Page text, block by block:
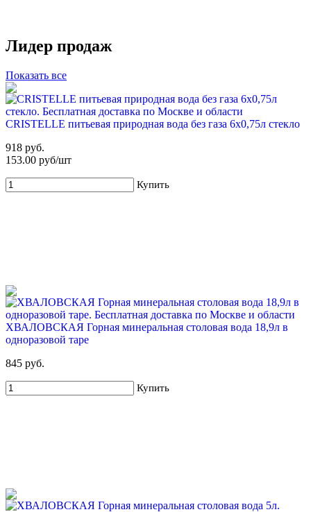
Лидер продаж
Показать все
CRISTELLE питьевая природная вода без газа 6х0,75л стекло
918 руб.
153.00 руб/шт
Купить
ХВАЛОВСКАЯ Горная минеральная столовая вода 18,9л в
одноразовой таре
845 руб.
Купить